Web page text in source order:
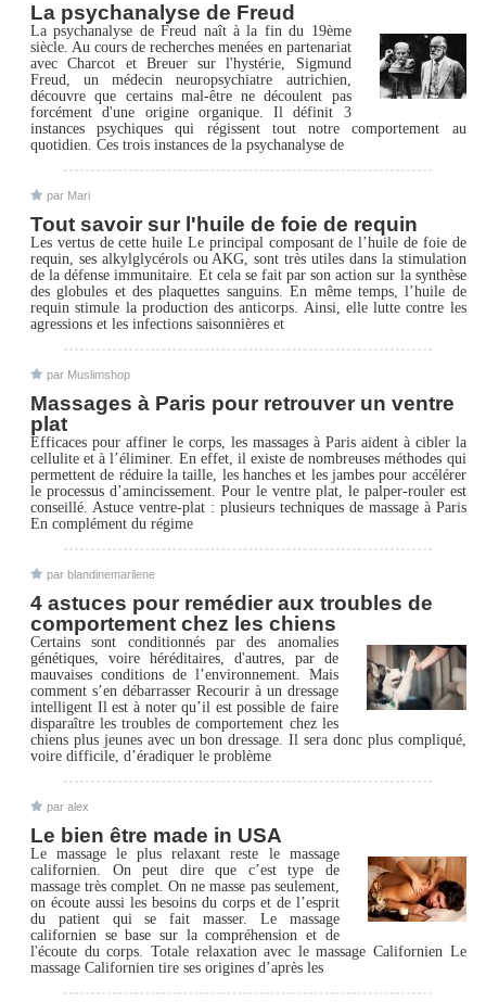
La psychanalyse de Freud
La psychanalyse de Freud naît à la fin du 19ème
siècle. Au cours de recherches menées en partenariat
avec Charcot et Breuer sur l'hystérie, Sigmund
Freud, un médecin neuropsychiatre autrichien,
découvre que certains mal-être ne découlent pas
forcément d'une origine organique. Il définit 3
instances psychiques qui régissent tout notre comportement au
quotidien. Ces trois instances de la psychanalyse de
par Mari
Tout savoir sur l'huile de foie de requin
Les vertus de cette huile Le principal composant de l’huile de foie de
requin, ses alkylglycérols ou AKG, sont très utiles dans la stimulation
de la défense immunitaire. Et cela se fait par son action sur la synthèse
des globules et des plaquettes sanguins. En même temps, l’huile de
requin stimule la production des anticorps. Ainsi, elle lutte contre les
agressions et les infections saisonnières et
par Muslimshop
Massages à Paris pour retrouver un ventre
plat
Efficaces pour affiner le corps, les massages à Paris aident à cibler la
cellulite et à l’éliminer. En effet, il existe de nombreuses méthodes qui
permettent de réduire la taille, les hanches et les jambes pour accélérer
le processus d’amincissement. Pour le ventre plat, le palper-rouler est
conseillé. Astuce ventre-plat : plusieurs techniques de massage à Paris
En complément du régime
par blandinemarilene
4 astuces pour remédier aux troubles de
comportement chez les chiens
Certains sont conditionnés par des anomalies
génétiques, voire héréditaires, d'autres, par de
mauvaises conditions de l’environnement. Mais
comment s’en débarrasser Recourir à un dressage
intelligent Il est à noter qu’il est possible de faire
disparaître les troubles de comportement chez les
chiens plus jeunes avec un bon dressage. Il sera donc plus compliqué,
voire difficile, d’éradiquer le problème
par alex
Le bien être made in USA
Le massage le plus relaxant reste le massage
californien. On peut dire que c’est type de
massage très complet. On ne masse pas seulement,
on écoute aussi les besoins du corps et de l’esprit
du patient qui se fait masser. Le massage
californien se base sur la compréhension et de
l'écoute du corps. Totale relaxation avec le massage Californien Le
massage Californien tire ses origines d’après les